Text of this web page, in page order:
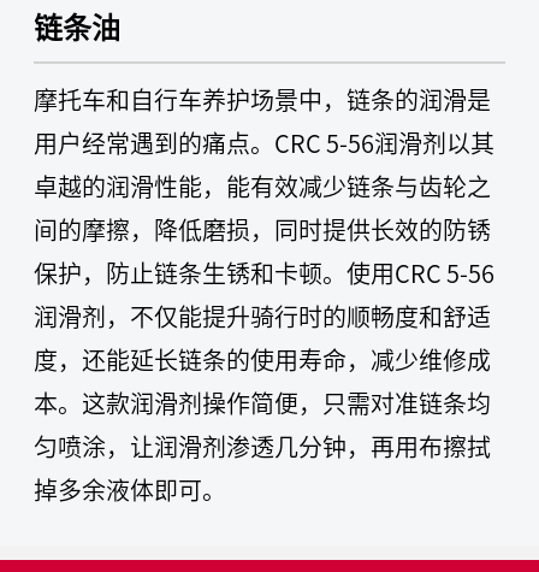
链条油
摩托车和自行车养护场景中，链条的润滑是
用户经常遇到的痛点。CRC 5-56润滑剂以其
卓越的润滑性能，能有效减少链条与齿轮之
间的摩擦，降低磨损，同时提供长效的防锈
保护，防止链条生锈和卡顿。使用CRC 5-56
润滑剂，不仅能提升骑行时的顺畅度和舒适
度，还能延长链条的使用寿命，减少维修成
本。这款润滑剂操作简便，只需对准链条均
匀喷涂，让润滑剂渗透几分钟，再用布擦拭
掉多余液体即可。